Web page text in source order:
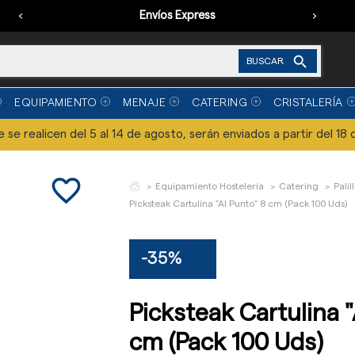
Envíos Express
‹ ›
BUSCAR 
EQUIPAMIENTO MENAJE CATERING CRISTALERÍA
se realicen del 5 al 14 de agosto, serán enviados a partir del
favorite_border Equipamiento Hostelería Catering
Picksteak Cartulina "Al Punto" 8 cm (Pack 100 Uds)
-35%
Picksteak Cartulina
cm (Pack 100 Uds)